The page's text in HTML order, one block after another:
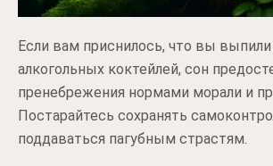
Если вам приснилось, что вы
алкогольных коктейлей, сон
пренебрежения нормами морали и
Постарайтесь сохранять
поддаваться пагубным страстям.